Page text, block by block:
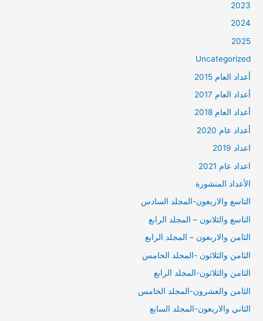
2023
2024
2025
Uncategorized
أعداد العام 2015
أعداد العام 2017
أعداد العام 2018
أعداد عام 2020
اعداد 2019
اعداد عام 2021
الأعداد المنشورة
التاسع والاربعون-المجلد السادس
التاسع والثلانون – المجلد الرابع
الثامن والاربعون – المجلد الرابع
الثامن والثلاثون -المجلد الخامس
الثامن والثلاثون-المجلد الرابع
الثامن والعشرون-المجلد الخامس
الثاني والاربعون-المجلد السابع